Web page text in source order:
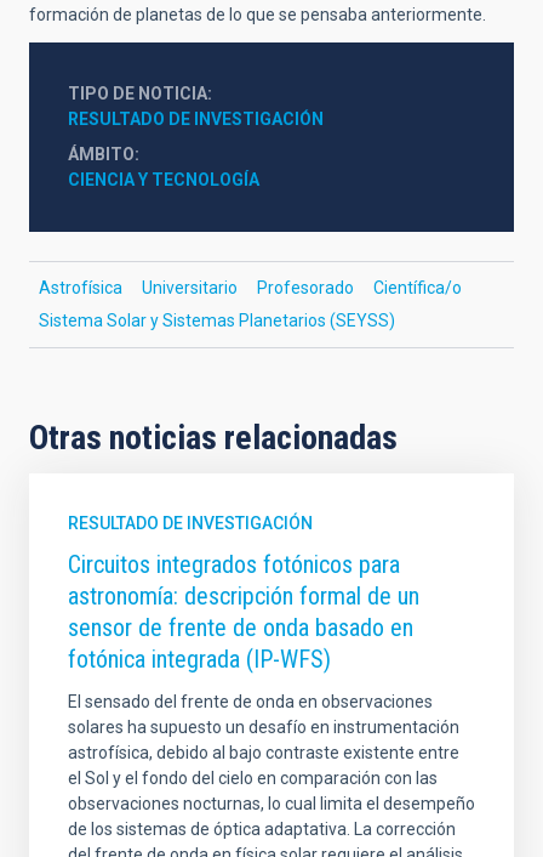
formación de planetas de lo que se pensaba anteriormente.
TIPO DE NOTICIA
RESULTADO DE INVESTIGACIÓN
ÁMBITO
CIENCIA Y TECNOLOGÍA
Astrofísica Universitario Profesorado
Científica/o
Sistema Solar y Sistemas Planetarios (SEYSS)
Otras noticias relacionadas
RESULTADO DE INVESTIGACIÓN
Circuitos integrados fotónicos para
astronomía: descripción formal de un
sensor de frente de onda basado en
fotónica integrada (IP-WFS)
El sensado del frente de onda en observaciones
solares ha supuesto un desafío en instrumentación
astrofísica, debido al bajo contraste existente entre
el Sol y el fondo del cielo en comparación con las
observaciones nocturnas, lo cual limita el desempeño
de los sistemas de óptica adaptativa. La corrección